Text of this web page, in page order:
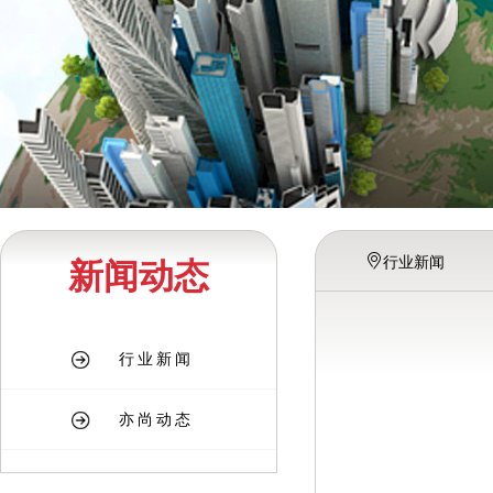
新闻动态
行业新闻
亦尚动态
行业新闻